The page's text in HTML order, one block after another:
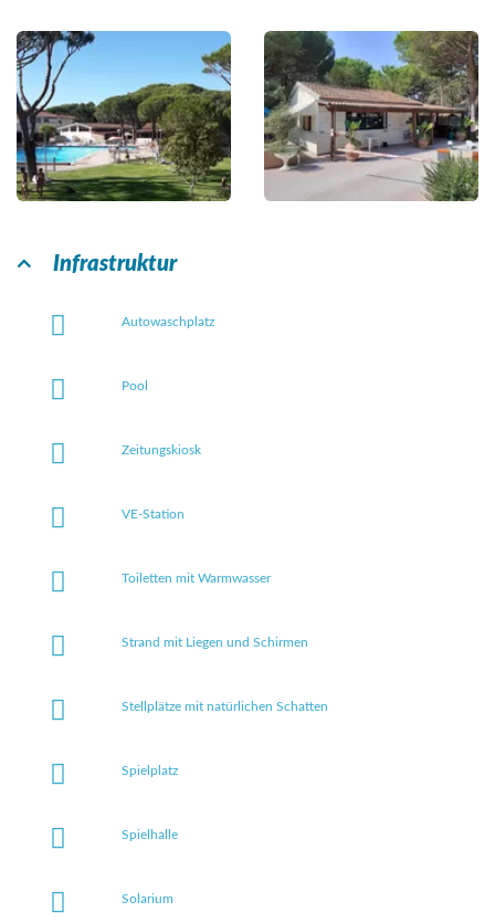
Infrastruktur
Autowaschplatz
Pool
Zeitungskiosk
VE-Station
Toiletten mit Warmwasser
Strand mit Liegen und Schirmen
Stellplätze mit natürlichen Schatten
Spielplatz
Spielhalle
Solarium